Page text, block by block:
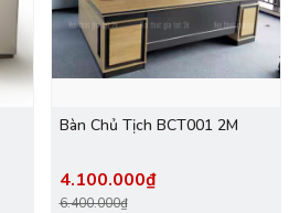
Bàn Chủ Tịch BCT001 2M
4.100.000₫
6.400.000₫